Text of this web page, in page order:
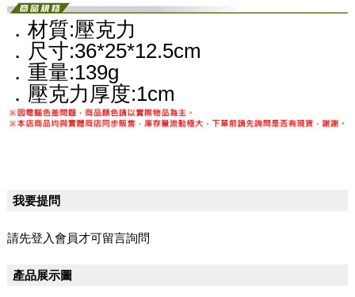
．材質:壓克力
．尺寸:36*25*12.5cm
．重量:139g
．壓克力厚度:1cm
我要提問
請先登入會員才可留言詢問
產品展示圖